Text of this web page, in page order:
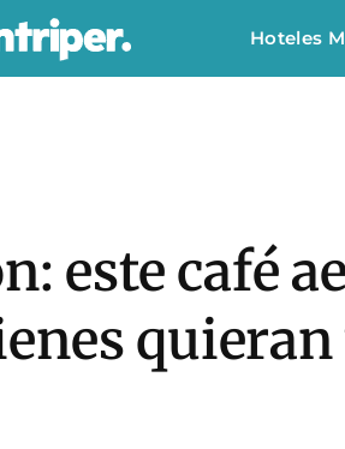
Hoteles
este café